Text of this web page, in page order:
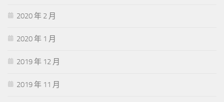
2020 年 2 月
2020 年 1 月
2019 年 12 月
2019 年 11 月